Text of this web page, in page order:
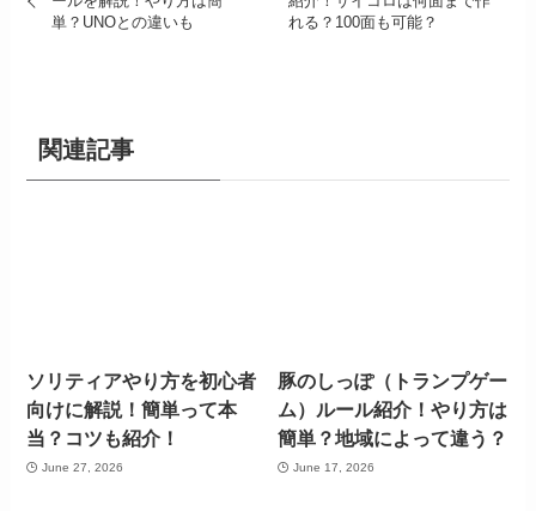
単？UNOとの違いも
れる？100面も可能？
関連記事
ソリティアやり方を初心者
向けに解説！簡単って本
当？コツも紹介！
June 27, 2026
豚のしっぽ（トランプゲー
ム）ルール紹介！やり方は
簡単？地域によって違う？
June 17, 2026